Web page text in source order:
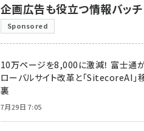
企画広告も役立つ情報バッチ
Sponsored
10万ページを8,000に激減！ 富士通
ローバルサイト改革と「SitecoreAI」
裏
7月29日 7:05